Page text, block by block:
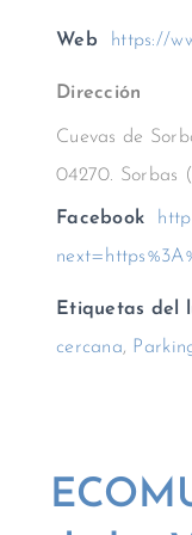
Web https://
Dirección
Cuevas de
04270. Sorbas
Facebook
Etiquetas del
cercana,